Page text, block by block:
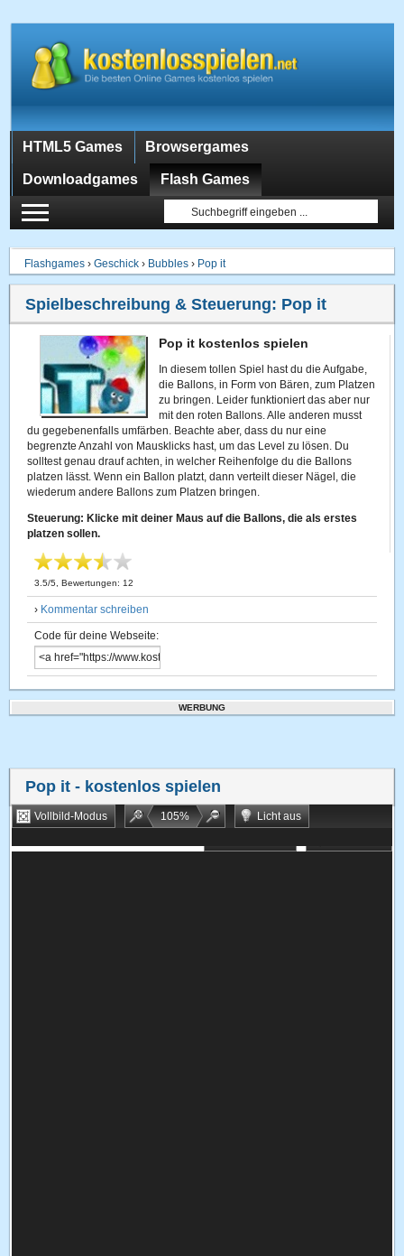
HTML5 Games Browsergames
Downloadgames Flash Games
Flashgames ›Geschick › Bubbles › Pop it
Spielbeschreibung & Steuerung: Pop it
Pop it kostenlos spielen
In diesem tollen Spiel hast du die Aufgabe,
die Ballons, in Form von Bären, zum Platzen
zu bringen. Leider funktioniert das aber nur
mit den roten Ballons. Alle anderen musst
du gegebenenfalls umfärben. Beachte aber, dass du nur eine
begrenzte Anzahl von Mausklicks hast, um das Level zu lösen. Du
solltest genau drauf achten, in welcher Reihenfolge du die Ballons
platzen lässt. Wenn ein Ballon platzt, dann verteilt dieser Nägel, die
wiederum andere Ballons zum Platzen bringen.
Steuerung: Klicke mit deiner Maus auf die Ballons, die als erstes
platzen sollen.
3.5/5 , Bewertungen: 12
› Kommentar schreiben
Code für deine Webseite:
WERBUNG
Pop it - kostenlos spielen
Vollbild-Modus 105%
Licht aus